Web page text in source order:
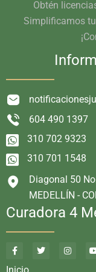
Obtén
Simplificamos
604 490 1397
310 702 9323
310 701 1548
Diagonal 50
MEDELLÍN -
Curadora 4